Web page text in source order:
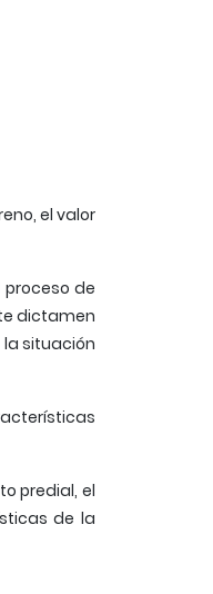
el valor
de
dictamen
situación
predial, el
de la